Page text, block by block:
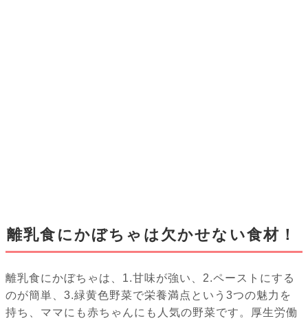
離乳食にかぼちゃは欠かせない食材！
離乳食にかぼちゃは、1.甘味が強い、2.ペーストにする
のが簡単、3.緑黄色野菜で栄養満点という3つの魅力を
持ち、ママにも赤ちゃんにも人気の野菜です。厚生労働